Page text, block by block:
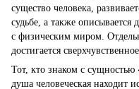
существо человека,
судьбе, а также
с физическим миром.
достигается
Тот, кто знаком с сущностью
душа человеческая находит